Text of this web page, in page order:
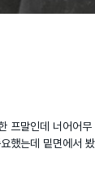
프말인데 너어어
했는데 밑면에서